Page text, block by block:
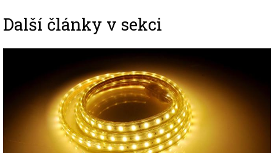
Další články v sekci